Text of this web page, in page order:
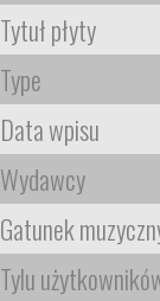
Tytuł płyty
Type
Data wpisu
Wydawcy
Gatunek
Tylu